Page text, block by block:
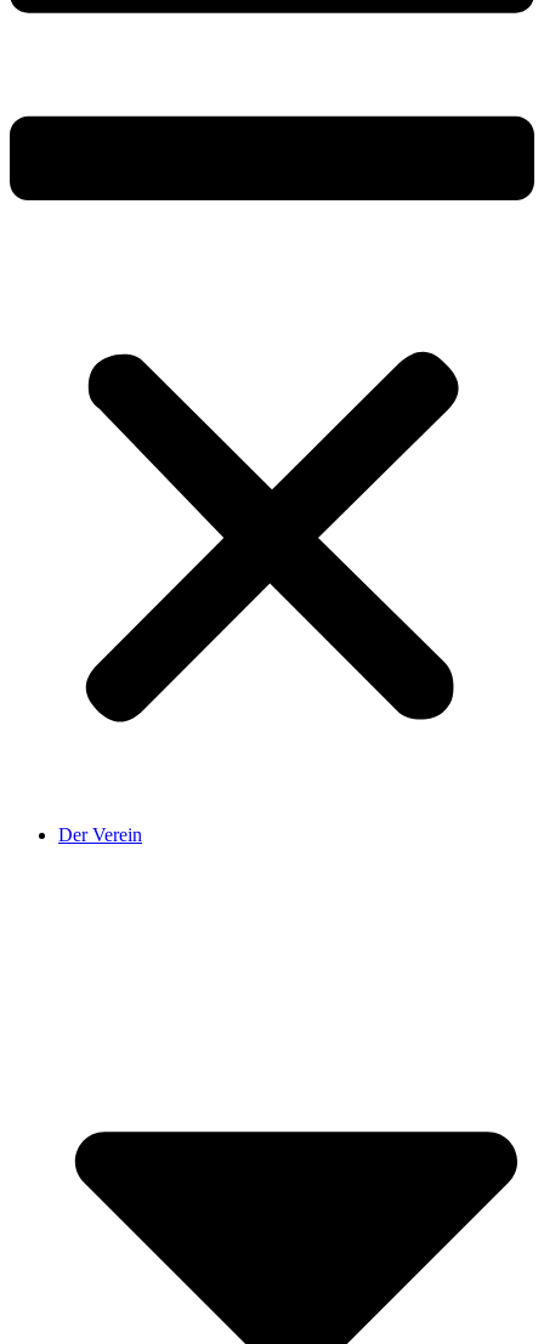
Der Verein